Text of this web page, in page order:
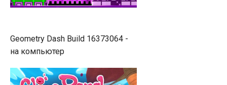
Geometry Dash Build 16373064 -
на компьютер